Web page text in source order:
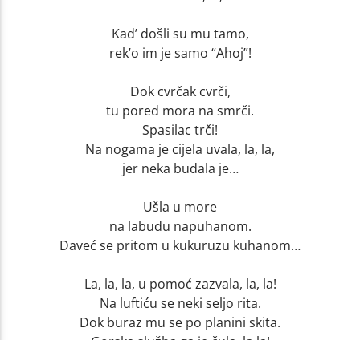
Kad’ došli su mu tamo,
rek’o im je samo “Ahoj”!
Dok cvrčak cvrči,
tu pored mora na smrči.
Spasilac trči!
Na nogama je cijela uvala, la, la,
jer neka budala je…
Ušla u more
na labudu napuhanom.
Daveć se pritom u kukuruzu kuhanom…
La, la, la, u pomoć zazvala, la, la!
Na luftiću se neki seljo rita.
Dok buraz mu se po planini skita.